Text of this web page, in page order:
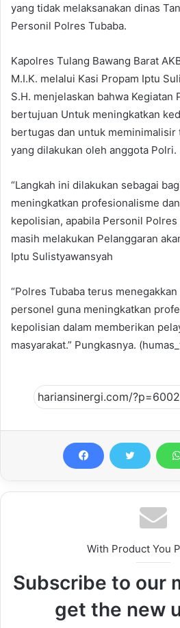
yang tidak melaksanakan dinas
Personil Polres Tubaba.
Kapolres Tulang Bawang Barat
M.I.K. melalui Kasi Propam Iptu
S.H. menjelaskan bahwa Kegiatan
bertujuan Untuk meningkatkan
bertugas dan untuk meminimalisir
yang dilakukan oleh anggota Polri.
“Langkah ini dilakukan sebagai
meningkatkan profesionalisme
kepolisian, apabila Personil
masih melakukan Pelanggaran
Iptu Sulistyawansyah
“Polres Tubaba terus
personel guna meningkatkan
kepolisian dalam memberikan
masyarakat.” Pungkasnya.
With Product You
Subscribe to our
get the new